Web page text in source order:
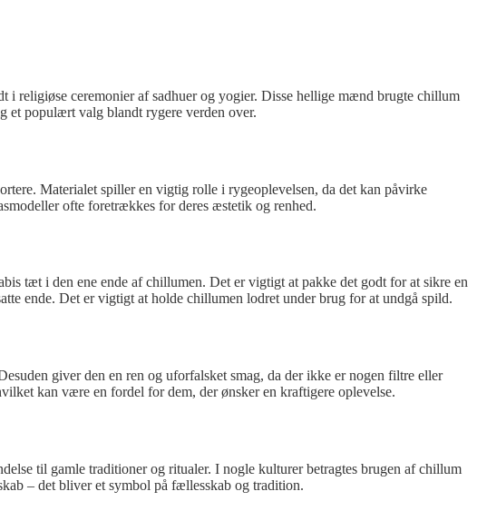
religiøse ceremonier af sadhuer og yogier. Disse hellige mænd brugte chillum
et populært valg blandt rygere verden over.
Materialet spiller en vigtig rolle i rygeoplevelsen, da det kan påvirke
ofte foretrækkes for deres æstetik og renhed.
tæt i den ene ende af chillumen. Det er vigtigt at pakke det godt for at sikre en
ende. Det er vigtigt at holde chillumen lodret under brug for at undgå spild.
giver den en ren og uforfalsket smag, da der ikke er nogen filtre eller
kan være en fordel for dem, der ønsker en kraftigere oplevelse.
til gamle traditioner og ritualer. I nogle kulturer betragtes brugen af chillum
– det bliver et symbol på fællesskab og tradition.